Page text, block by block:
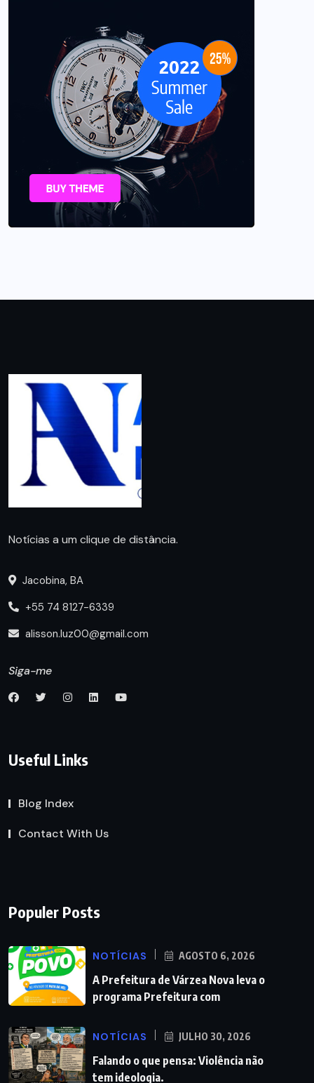
Notícias a um clique de distância.
Jacobina, BA
+55 74 8127-6339
alisson.luz00@gmail.com
Siga-me
Useful Links
Blog Index
Contact With Us
Populer Posts
NOTÍCIAS AGOSTO 6, 2026
A Prefeitura de Várzea Nova leva o
programa Prefeitura com
NOTÍCIAS JULHO 30, 2026
Falando o que pensa: Violência não
tem ideologia.